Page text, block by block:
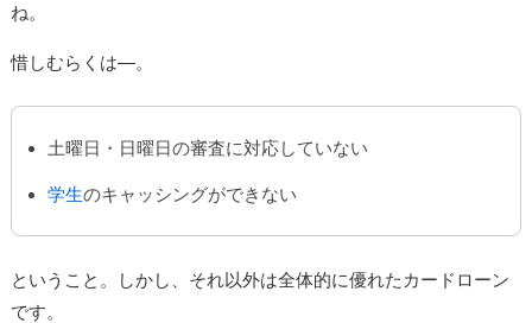
ね。
惜しむらくは―。
土曜日・日曜日の審査に対応していない
学生のキャッシングができない
ということ。しかし、それ以外は全体的に優れたカードローン
です。